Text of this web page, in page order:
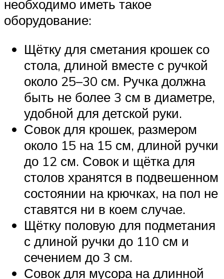
необходимо иметь такое
оборудование:
Щётку для сметания крошек со
стола, длиной вместе с ручкой
около 25–30 см. Ручка должна
быть не более 3 см в диаметре,
удобной для детской руки.
Совок для крошек, размером
около 15 на 15 см, длиной ручки
до 12 см. Совок и щётка для
столов хранятся в подвешенном
состоянии на крючках, на пол не
ставятся ни в коем случае.
Щётку половую для подметания
с длиной ручки до 110 см и
сечением до 3 см.
Совок для мусора на длинной